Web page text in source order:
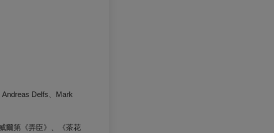
Delfs、Mark
爾第《弄臣》、《茶花